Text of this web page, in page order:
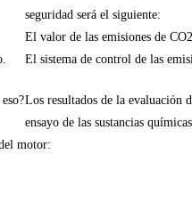
seguridad será el siguiente:
El valor de las emisiones de
El sistema de control de las
Los resultados de la evaluación
ensayo de las sustancias
motor: